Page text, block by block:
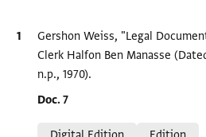
Bibliographic citation
Gershon Weiss, "Legal
Clerk Halfon Ben Manasse
n.p., 1970).
Location in source
Doc. 7